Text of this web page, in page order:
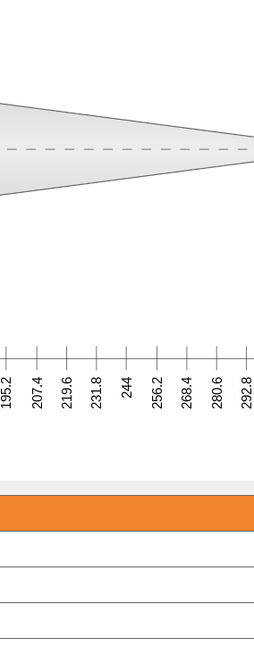
195.2 207.4 219.6 231.8 244 256.2 268.4 280.6 292.8